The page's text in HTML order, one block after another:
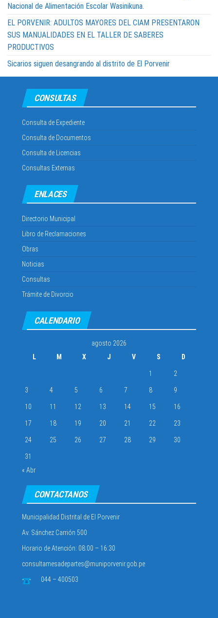
Nacional de Alimentación Escolar Wasinikuna.
EL PORVENIR: ADULTOS MAYORES DEL CIAM PRESENTARON
SUS MANUALIDADES EN EL TALLER DE SABERES
PRODUCTIVOS
Sicarios siguen desangrando al distrito de El Porvenir
CONSULTAS
Consulta de Expediente
Consulta de Documentos
Consulta de Licencias
Consultas Externas
ENLACES
Directorio Municipal
Libro de Reclamaciones
Obras
Noticias
Consultas
Trámite de Divorcio
CALENDARIO
agosto 2026
L
M X J V S D
1 2
3 4 5 6 7 8 9
10 11 12 13 14 15 16
17 18 19 20 21 22 23
24 25 26 27 28 29 30
31
« Abr
CONTACTANOS
Municipalidad Distrital de El Porvenir
Av. Sánchez Carrión 500
Horario de Atención: 08:00 – 16:30
consultamesadepartes@muniporvenir.gob.pe
044 – 400503